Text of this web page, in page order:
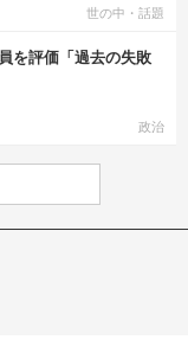
世の中・話題
を評価「過去の失敗
政治